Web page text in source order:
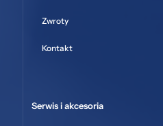
Zwroty
Kontakt
Serwis i akcesoria